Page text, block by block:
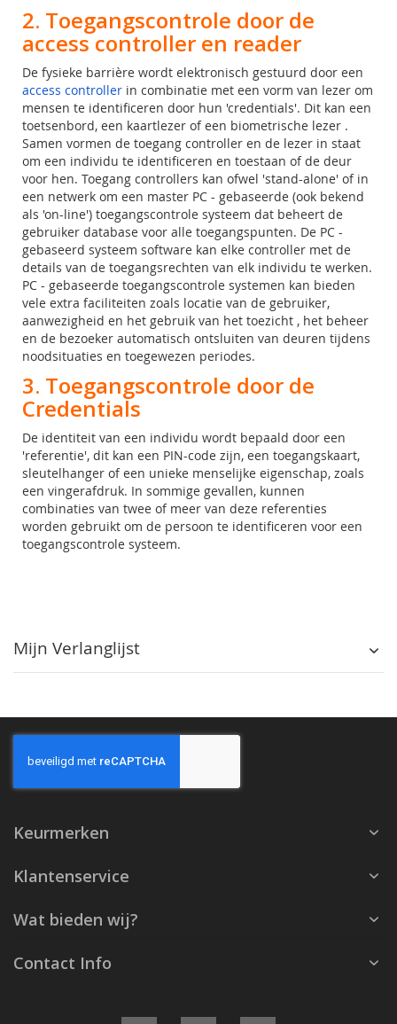
2. Toegangscontrole door de
access controller en reader
De fysieke barrière wordt elektronisch gestuurd door een
access controller in combinatie met een vorm van lezer om
mensen te identificeren door hun 'credentials'. Dit kan een
toetsenbord, een kaartlezer of een biometrische lezer .
Samen vormen de toegang controller en de lezer in staat
om een individu te identificeren en toestaan of de deur
voor hen. Toegang controllers kan ofwel 'stand-alone' of in
een netwerk om een master PC - gebaseerde (ook bekend
als 'on-line') toegangscontrole systeem dat beheert de
gebruiker database voor alle toegangspunten. De PC -
gebaseerd systeem software kan elke controller met de
details van de toegangsrechten van elk individu te werken.
PC - gebaseerde toegangscontrole systemen kan bieden
vele extra faciliteiten zoals locatie van de gebruiker,
aanwezigheid en het gebruik van het toezicht , het beheer
en de bezoeker automatisch ontsluiten van deuren tijdens
noodsituaties en toegewezen periodes.
3. Toegangscontrole door de
Credentials
De identiteit van een individu wordt bepaald door een
'referentie', dit kan een PIN-code zijn, een toegangskaart,
sleutelhanger of een unieke menselijke eigenschap, zoals
een vingerafdruk. In sommige gevallen, kunnen
combinaties van twee of meer van deze referenties
worden gebruikt om de persoon te identificeren voor een
toegangscontrole systeem.
Mijn Verlanglijst
Keurmerken
Klantenservice
Wat bieden wij?
Contact Info